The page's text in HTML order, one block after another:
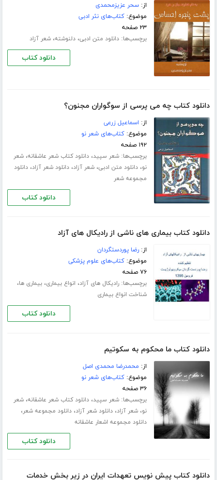
از:سحر عزیزمحمدی
موضوع:کتاب‌های نثر ادبی
۲۳ صفحه
برچسب‌ها:دانلود متن ادبی،دلنوشته،شعر آزاد
دانلود کتاب
دانلود کتاب چه می پرسی از سوگواران مجنون؟
از: اسماعیل زرعی
موضوع:کتاب‌های شعر نو
۱۹۲ صفحه
برچسب‌ها:شعر سپید،دانلود کتاب شعر عاشقانه،شعر
نو،دانلود متن ادبی،شعر آزاد،دانلود شعر آزاد،دانلود
مجموعه شعر
دانلود کتاب
دانلود کتاب بیماری های ناشی از رادیکال های آزاد
از:رضا پوردستگردان
موضوع:کتاب‌های علوم پزشکی
۷۶ صفحه
برچسب‌ها:رادیکال های آزاد، انواع بیماری،بیماری ها،
شناخت انواع بیماری
دانلود کتاب
دانلود کتاب ما محکوم به سکوتیم
از: محمدرضا محمدی اصل
موضوع:کتاب‌های شعر نو
۳۶ صفحه
برچسب‌ها:شعر سپید،دانلود کتاب شعر عاشقانه،شعر
نو،شعر آزاد،دانلود شعر آزاد،دانلود مجموعه شعر،
دانلود مجموعه اشعار عاشقانه
دانلود کتاب
دانلود کتاب پیش نویس تعهدات ایران در زیر بخش خدمات